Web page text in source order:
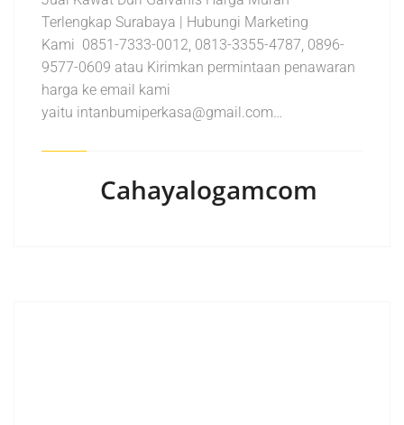
Terlengkap Surabaya | Hubungi Marketing
Kami 0851-7333-0012, 0813-3355-4787, 0896-
9577-0609 atau Kirimkan permintaan penawaran
harga ke email kami
yaitu intanbumiperkasa@gmail.com…
Cahayalogamcom